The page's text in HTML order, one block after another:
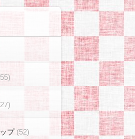
プ(52)